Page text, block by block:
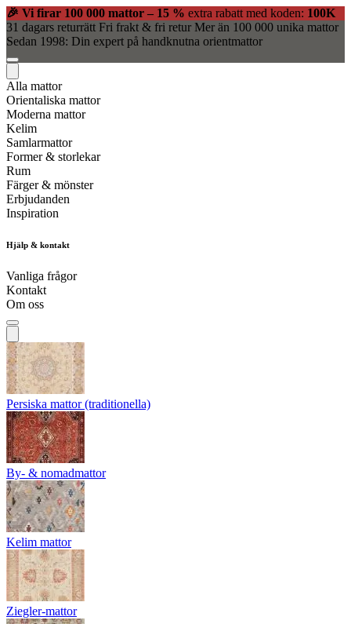
🎉 Vi firar 100 000 mattor – 15 % extra rabatt med koden: 100K
31 dagars returrätt Fri frakt & fri retur Mer än 100 000 unika mattor
Sedan 1998: Din expert på handknutna orientmattor
Alla mattor
Orientaliska mattor
Moderna mattor
Kelim
Samlarmattor
Former & storlekar
Rum
Färger & mönster
Erbjudanden
Inspiration
Hjälp & kontakt
Vanliga frågor
Kontakt
Om oss
Persiska mattor (traditionella)
By- & nomadmattor
Kelim mattor
Ziegler-mattor